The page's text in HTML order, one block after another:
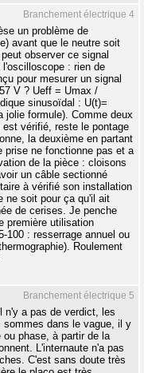
Branchement électrique 4
un problème de
avant que le neutre soit
observer ce signal
l'oscilloscope : rien de
pour mesurer un signal
V ? Ueff = Umax /
sinusoïdal : U(t)=
jolie formule). Comme deux
vérifié, reste le pontage
la deuxième en partant
prise ne fonctionne pas et a
de la pièce : cloisons
un câble sectionné
à vérifié son installation
ne soit pour ça qu'il ait
de cerises. Je penche
première utilisation
100 : resserrage annuel ou
Roulement
Branchement électrique 5
n'y a pas de verdict, les
dans le vague, il y
ou phase, à partir de la
L'internaute n'a pas
C'est sans doute très